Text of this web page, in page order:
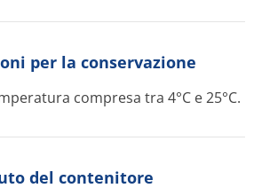
per la conservazione
compresa tra 4°C e 25°C.
del contenitore